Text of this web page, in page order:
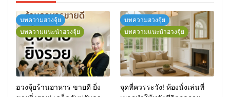
บทความฮวงจุ้ย
บทความแนะนำฮวงจุ้ย
ฮวงจุ้ยร้านอาหาร ขายดี ยิ่ง
บทความฮวงจุ้ย
บทความแนะนำฮวงจุ้ย
จุดที่ควรระวัง! ห้องนั่งเล่นที่